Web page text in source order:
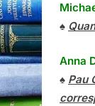
♠
Anna
♠ Pau